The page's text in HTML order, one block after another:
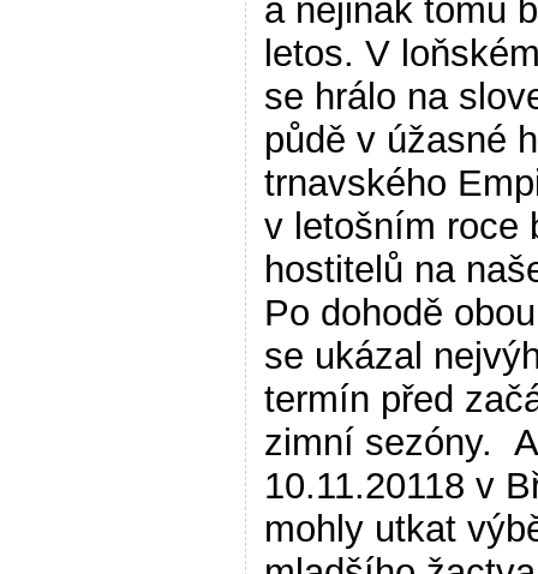
a nejinak tomu
letos. V
se hrálo na
půdě v úžasné
trnavského
v letošním roce
hostitelů na
Po dohodě
se ukázal
termín před
zimní sezóny.
10.11.20118 v
mohly utkat